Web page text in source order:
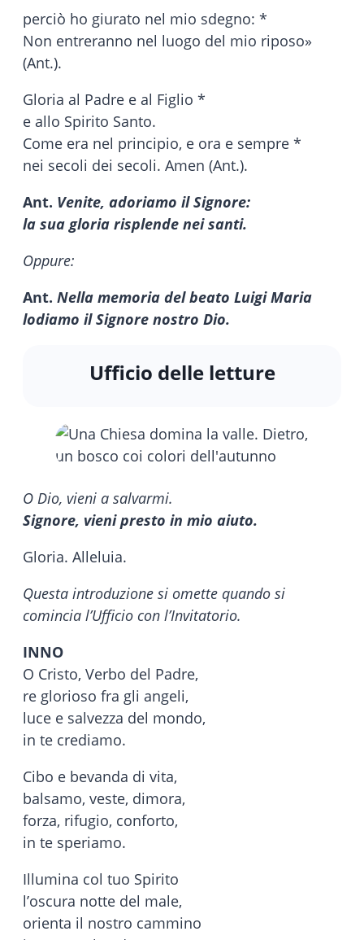
perciò ho giurato nel mio sdegno: *
Non entreranno nel luogo del mio riposo»
(Ant.).
Gloria al Padre e al Figlio *
e allo Spirito Santo.
Come era nel principio, e ora e sempre *
nei secoli dei secoli. Amen (Ant.).
Ant. Venite, adoriamo il Signore:
la sua gloria risplende nei santi.
Oppure:
Ant. Nella memoria del beato Luigi Maria
lodiamo il Signore nostro Dio.
Ufficio delle letture
O Dio, vieni a salvarmi.
Signore, vieni presto in mio aiuto.
Gloria. Alleluia.
Questa introduzione si omette quando si
comincia l’Ufficio con l’Invitatorio.
INNO
O Cristo, Verbo del Padre,
re glorioso fra gli angeli,
luce e salvezza del mondo,
in te crediamo.
Cibo e bevanda di vita,
balsamo, veste, dimora,
forza, rifugio, conforto,
in te speriamo.
Illumina col tuo Spirito
l’oscura notte del male,
orienta il nostro cammino